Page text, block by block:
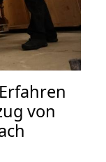
von